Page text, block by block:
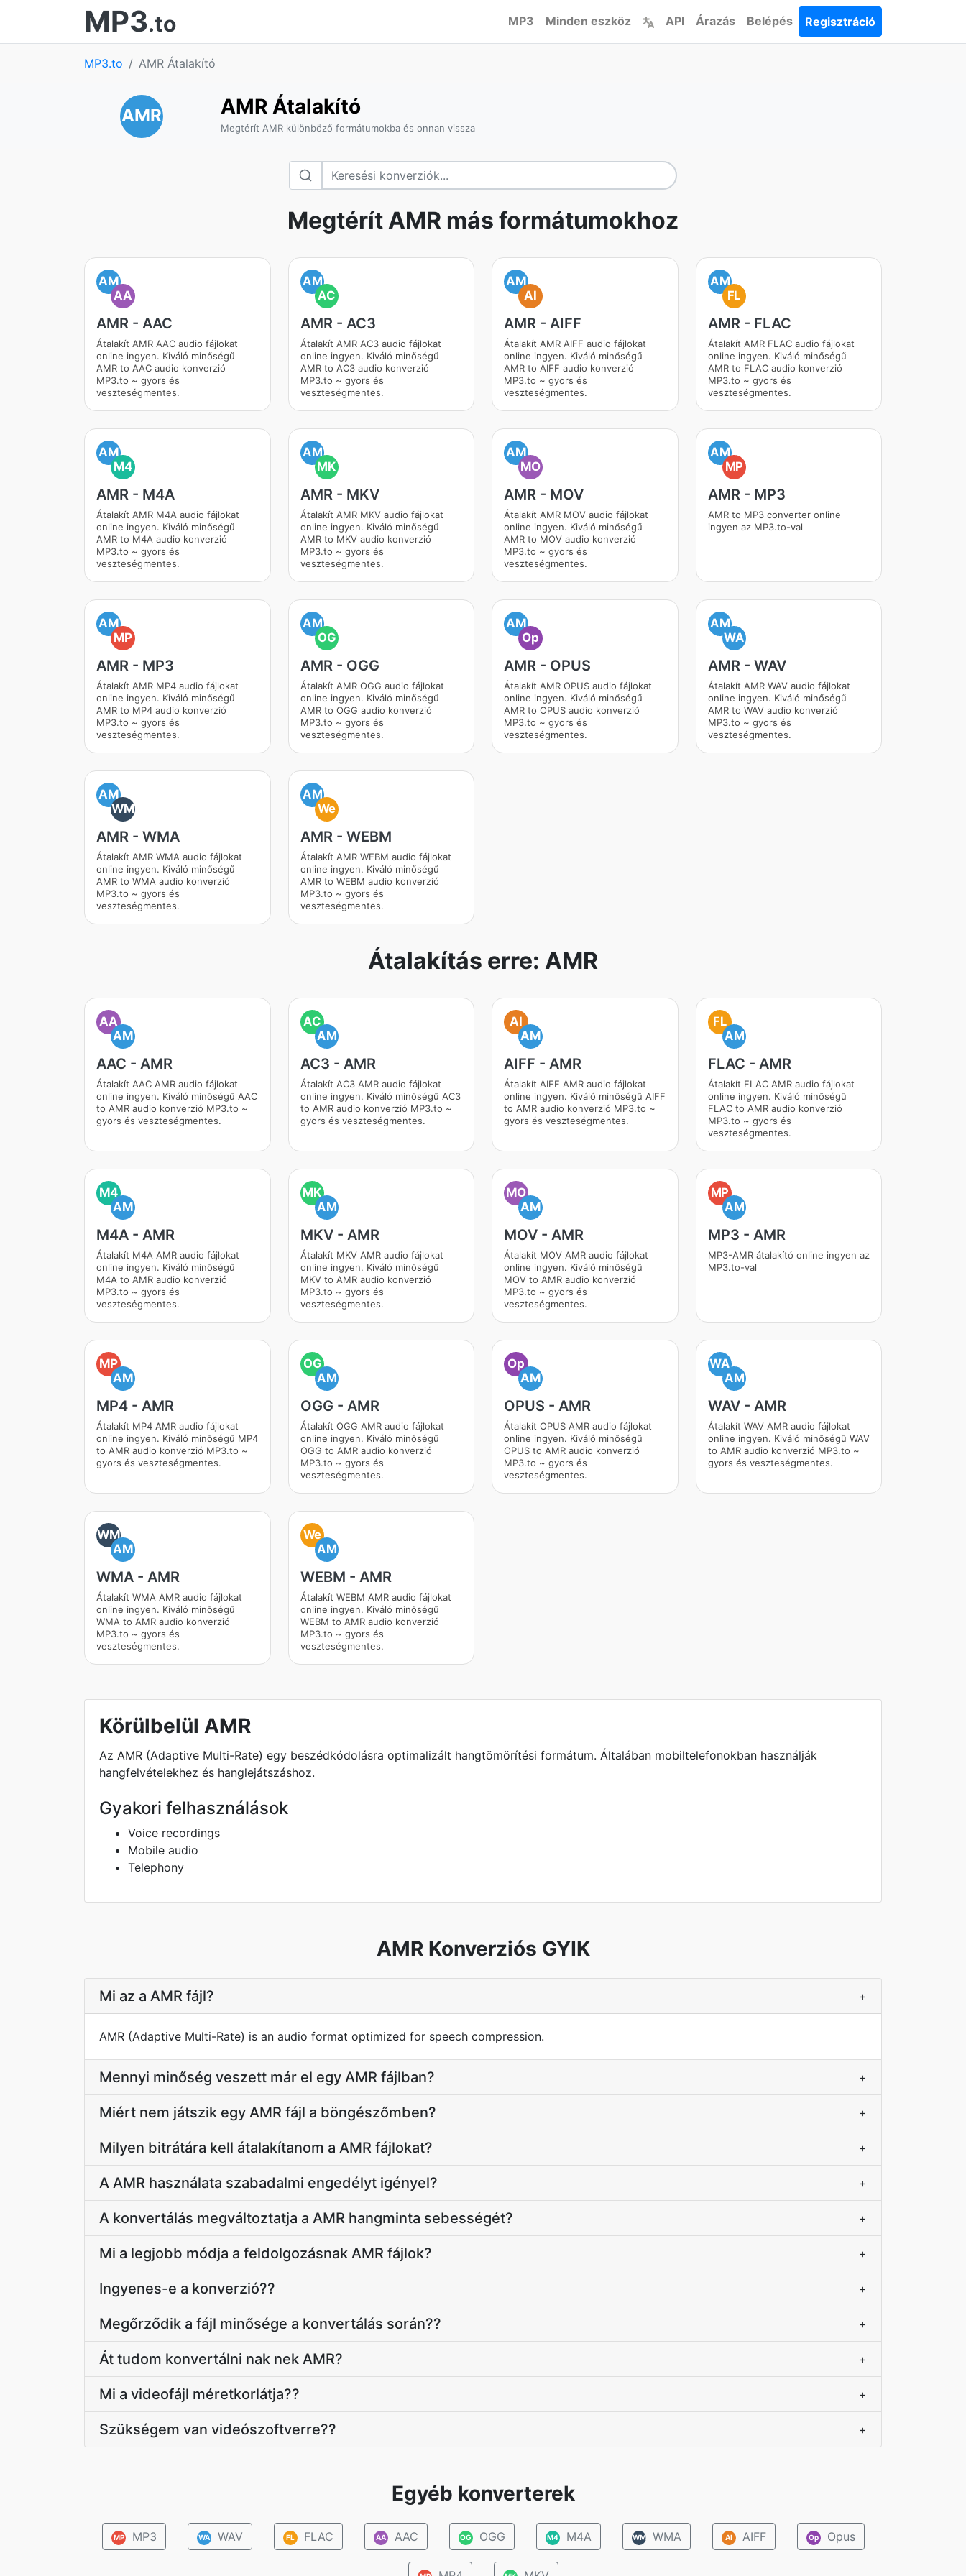
MP3.to MP3 Minden eszköz API Árazás Belépés Regisztráció
MP3.to AMR Átalakító
AMR AMR Átalakító
Megtérít AMR különböző formátumokba és onnan vissza
Megtérít AMR más formátumokhoz
AM
AA
AMR - AAC
Átalakít AMR AAC audio fájlokat
online ingyen. Kiváló minőségű
AMR to AAC audio konverzió
MP3.to ~ gyors és
veszteségmentes.
AM
AC
AMR - AC3
Átalakít AMR AC3 audio fájlokat
online ingyen. Kiváló minőségű
AMR to AC3 audio konverzió
MP3.to ~ gyors és
veszteségmentes.
AM
AI
AMR - AIFF
Átalakít AMR AIFF audio fájlokat
online ingyen. Kiváló minőségű
AMR to AIFF audio konverzió
MP3.to ~ gyors és
veszteségmentes.
AM
FL
AMR - FLAC
Átalakít AMR FLAC audio fájlokat
online ingyen. Kiváló minőségű
AMR to FLAC audio konverzió
MP3.to ~ gyors és
veszteségmentes.
AM
M4
AMR - M4A
Átalakít AMR M4A audio fájlokat
online ingyen. Kiváló minőségű
AMR to M4A audio konverzió
MP3.to ~ gyors és
veszteségmentes.
AM
MK
AMR - MKV
Átalakít AMR MKV audio fájlokat
online ingyen. Kiváló minőségű
AMR to MKV audio konverzió
MP3.to ~ gyors és
veszteségmentes.
AM
MO
AMR - MOV
Átalakít AMR MOV audio fájlokat
online ingyen. Kiváló minőségű
AMR to MOV audio konverzió
MP3.to ~ gyors és
veszteségmentes.
AM
MP
AMR - MP3
AMR to MP3 converter online
ingyen az MP3.to-val
AM
MP
AMR - MP3
Átalakít AMR MP4 audio fájlokat
online ingyen. Kiváló minőségű
AMR to MP4 audio konverzió
MP3.to ~ gyors és
veszteségmentes.
AM
OG
AMR - OGG
Átalakít AMR OGG audio fájlokat
online ingyen. Kiváló minőségű
AMR to OGG audio konverzió
MP3.to ~ gyors és
veszteségmentes.
AM
Op
AMR - OPUS
Átalakít AMR OPUS audio fájlokat
online ingyen. Kiváló minőségű
AMR to OPUS audio konverzió
MP3.to ~ gyors és
veszteségmentes.
AM
WA
AMR - WAV
Átalakít AMR WAV audio fájlokat
online ingyen. Kiváló minőségű
AMR to WAV audio konverzió
MP3.to ~ gyors és
veszteségmentes.
AM
WM
AMR - WMA
Átalakít AMR WMA audio fájlokat
online ingyen. Kiváló minőségű
AMR to WMA audio konverzió
MP3.to ~ gyors és
veszteségmentes.
AM
We
AMR - WEBM
Átalakít AMR WEBM audio fájlokat
online ingyen. Kiváló minőségű
AMR to WEBM audio konverzió
MP3.to ~ gyors és
veszteségmentes.
Átalakítás erre: AMR
AA
AM
AAC - AMR
Átalakít AAC AMR audio fájlokat
online ingyen. Kiváló minőségű AAC
to AMR audio konverzió MP3.to ~
gyors és veszteségmentes.
AC
AM
AC3 - AMR
Átalakít AC3 AMR audio fájlokat
online ingyen. Kiváló minőségű AC3
to AMR audio konverzió MP3.to ~
gyors és veszteségmentes.
AI
AM
AIFF - AMR
Átalakít AIFF AMR audio fájlokat
online ingyen. Kiváló minőségű AIFF
to AMR audio konverzió MP3.to ~
gyors és veszteségmentes.
FL
AM
FLAC - AMR
Átalakít FLAC AMR audio fájlokat
online ingyen. Kiváló minőségű
FLAC to AMR audio konverzió
MP3.to ~ gyors és
veszteségmentes.
M4
AM
M4A - AMR
Átalakít M4A AMR audio fájlokat
online ingyen. Kiváló minőségű
M4A to AMR audio konverzió
MP3.to ~ gyors és
veszteségmentes.
MK
AM
MKV - AMR
Átalakít MKV AMR audio fájlokat
online ingyen. Kiváló minőségű
MKV to AMR audio konverzió
MP3.to ~ gyors és
veszteségmentes.
MO
AM
MOV - AMR
Átalakít MOV AMR audio fájlokat
online ingyen. Kiváló minőségű
MOV to AMR audio konverzió
MP3.to ~ gyors és
veszteségmentes.
MP
AM
MP3 - AMR
MP3-AMR átalakító online ingyen az
MP3.to-val
MP
AM
MP4 - AMR
Átalakít MP4 AMR audio fájlokat
online ingyen. Kiváló minőségű MP4
to AMR audio konverzió MP3.to ~
gyors és veszteségmentes.
OG
AM
OGG - AMR
Átalakít OGG AMR audio fájlokat
online ingyen. Kiváló minőségű
OGG to AMR audio konverzió
MP3.to ~ gyors és
veszteségmentes.
Op
AM
OPUS - AMR
Átalakít OPUS AMR audio fájlokat
online ingyen. Kiváló minőségű
OPUS to AMR audio konverzió
MP3.to ~ gyors és
veszteségmentes.
WA
AM
WAV - AMR
Átalakít WAV AMR audio fájlokat
online ingyen. Kiváló minőségű WAV
to AMR audio konverzió MP3.to ~
gyors és veszteségmentes.
WM
AM
WMA - AMR
Átalakít WMA AMR audio fájlokat
online ingyen. Kiváló minőségű
WMA to AMR audio konverzió
MP3.to ~ gyors és
veszteségmentes.
We
AM
WEBM - AMR
Átalakít WEBM AMR audio fájlokat
online ingyen. Kiváló minőségű
WEBM to AMR audio konverzió
MP3.to ~ gyors és
veszteségmentes.
Körülbelül AMR
Az AMR (Adaptive Multi-Rate) egy beszédkódolásra optimalizált hangtömörítési formátum. Általában mobiltelefonokban használják
hangfelvételekhez és hanglejátszáshoz.
Gyakori felhasználások
Voice recordings
Mobile audio
Telephony
AMR Konverziós GYIK
Mi az a AMR fájl? +
AMR (Adaptive Multi-Rate) is an audio format optimized for speech compression.
Mennyi minőség veszett már el egy AMR fájlban? +
Miért nem játszik egy AMR fájl a böngészőmben? +
Milyen bitrátára kell átalakítanom a AMR fájlokat? +
A AMR használata szabadalmi engedélyt igényel? +
A konvertálás megváltoztatja a AMR hangminta sebességét? +
Mi a legjobb módja a feldolgozásnak AMR fájlok? +
Ingyenes-e a konverzió?? +
Megőrződik a fájl minősége a konvertálás során?? +
Át tudom konvertálni nak nek AMR? +
Mi a videofájl méretkorlátja?? +
Szükségem van videószoftverre?? +
Egyéb konverterek
MP MP3 WA WAV FL FLAC AA AAC OG OGG M4 M4A WM WMA AI AIFF Op Opus